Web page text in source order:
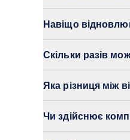
Навіщо
Скільки разів
Яка різниця між
Чи здійснює